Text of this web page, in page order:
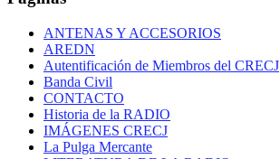
ANTENAS Y ACCESORIOS
AREDN
Autentificación de Miembros del CRECJ
Banda Civil
CONTACTO
Historia de la RADIO
IMÁGENES CRECJ
La Pulga Mercante